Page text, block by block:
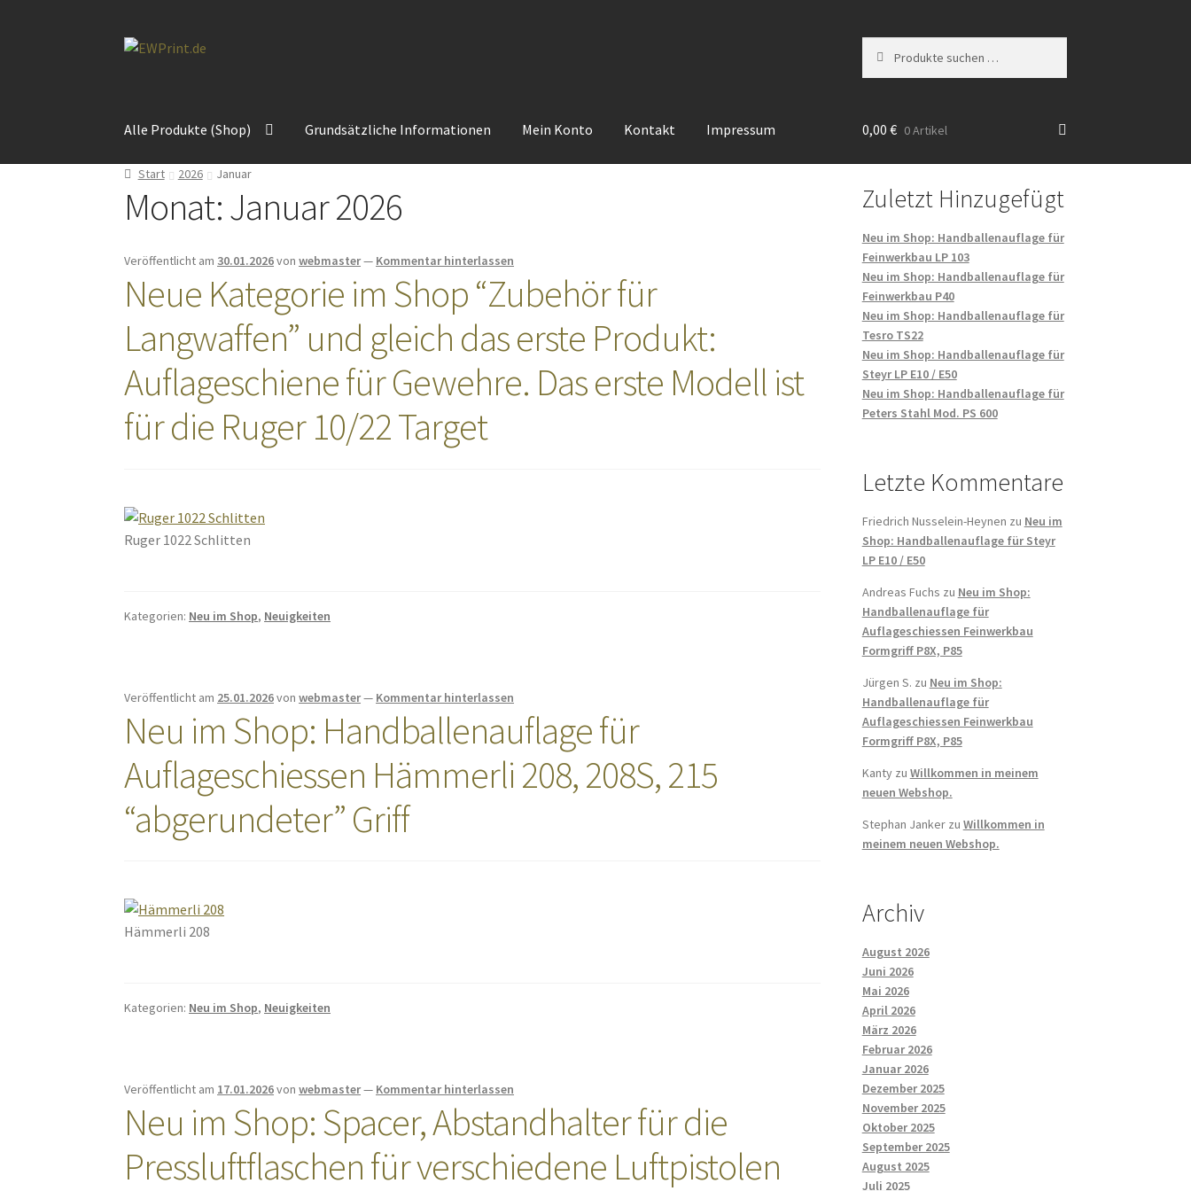
Zur
Zum
nach:
Alle Produkte (Shop) Grundsätzliche Informationen Mein Konto Kontakt Impressum 0,00 € 0 Artikel
Start 2026 Januar
Monat:Januar 2026
Veröffentlicht am 30.01.2026vonwebmaster— Kommentar hinterlassen
Neue Kategorie im Shop “Zubehör für
Langwaffen” und gleich das erste Produkt:
Auflageschiene für Gewehre. Das erste Modell ist
für die Ruger 10/22 Target
Ruger 1022 Schlitten
Kategorien: Neu im Shop, Neuigkeiten
Veröffentlicht am 25.01.2026vonwebmaster— Kommentar hinterlassen
Neu im Shop: Handballenauflage für
Auflageschiessen Hämmerli 208, 208S, 215
“abgerundeter” Griff
Hämmerli 208
Kategorien: Neu im Shop, Neuigkeiten
Veröffentlicht am 17.01.2026vonwebmaster— Kommentar hinterlassen
Neu im Shop: Spacer, Abstandhalter für die
Pressluftflaschen für verschiedene Luftpistolen
Zuletzt Hinzugefügt
Neu im Shop: Handballenauflage für
Feinwerkbau LP 103
Neu im Shop: Handballenauflage für
Feinwerkbau P40
Neu im Shop: Handballenauflage für
Tesro TS22
Neu im Shop: Handballenauflage für
Steyr LP E10 / E50
Neu im Shop: Handballenauflage für
Peters Stahl Mod. PS 600
Letzte Kommentare
Friedrich Nusselein-Heynen zu Neu im
Shop: Handballenauflage für Steyr
LP E10 / E50
Andreas Fuchs zu Neu im Shop:
Handballenauflage für
Auflageschiessen Feinwerkbau
Formgriff P8X, P85
Jürgen S. zu Neu im Shop:
Handballenauflage für
Auflageschiessen Feinwerkbau
Formgriff P8X, P85
Kantyzu Willkommen in meinem
neuen Webshop.
Stephan Jankerzu Willkommen in
meinem neuen Webshop.
Archiv
August 2026
Juni 2026
Mai 2026
April 2026
März 2026
Februar 2026
Januar 2026
Dezember 2025
November 2025
Oktober 2025
September 2025
August 2025
Juli 2025